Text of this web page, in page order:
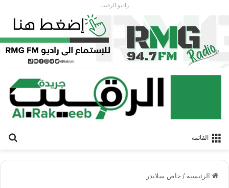
راديو الرقيب
القائمة
الرئيسية / خاص سلايدر